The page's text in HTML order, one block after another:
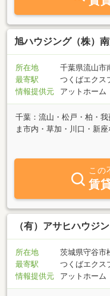
旭ハウジング（株）
所在地
千葉県流山市
最寄駅
つくばエクス
情報提供元
アットホーム
千葉：流山・松戸・柏・
ま市内・草加・川口・新
物件についてご質問・お
この
賃
（有）アサヒハウジ
所在地
茨城県守谷市
最寄駅
つくばエクス
情報提供元
アットホーム